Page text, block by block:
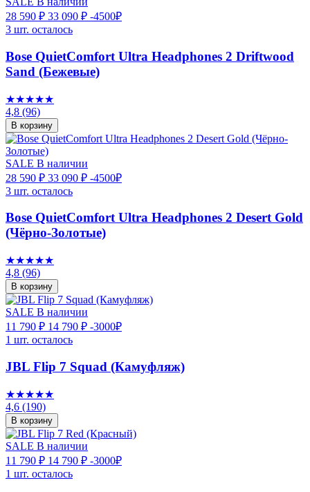
28 590 ₽ 33 090 ₽ -4500₽
3 шт. осталось
Bose QuietComfort Ultra Headphones 2 Driftwood
Sand (Бежевые)
★★★★★
4,8 (96)
В корзину
SALE В наличии
28 590 ₽ 33 090 ₽ -4500₽
3 шт. осталось
Bose QuietComfort Ultra Headphones 2 Desert Gold
(Чёрно-Золотые)
★★★★★
4,8 (96)
В корзину
SALE В наличии
11 790 ₽ 14 790 ₽ -3000₽
1 шт. осталось
JBL Flip 7 Squad (Камуфляж)
★★★★★
4,6 (190)
В корзину
SALE В наличии
11 790 ₽ 14 790 ₽ -3000₽
1 шт. осталось